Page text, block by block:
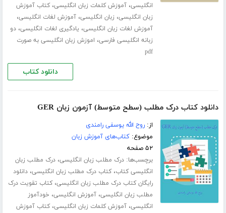
انگلیسی،آموزش کلمات زبان انگلیسی،کتاب آموزش
زبان انگلیسی، زبان انگلیسی،آموزش لغات انگلیسی،
آموزش لغات زبان انگلیسی، یادگیری لغات انگلیسی،دو
زبانه انگلیسی فارسی، اموزش زبان انگلیسی به صورت
pdf
دانلود کتاب
دانلود کتاب درک مطلب (سطح متوسط) آزمون زبان GER
از:روح الله یوسفی رامندی
موضوع:کتاب‌های آموزش زبان
۵۲ صفحه
برچسب‌ها:درک مطلب زبان انگلیسی،درک مطلب زبان
انگلیسی کتاب،کتاب درک مطلب زبان انگلیسی،دانلود
رایگان کتاب درک مطلب زبان انگلیسی،کتاب تقویت درک
مطلب زبان انگلیسی،آموزش انگلیسی، خودآموز
انگلیسی،آموزش کلمات زبان انگلیسی،کتاب آموزش